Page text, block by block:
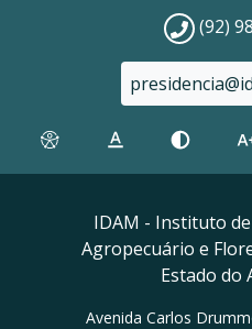
(92)
IDAM - Instituto
Agropecuário e
Estado do
Avenida Carlos